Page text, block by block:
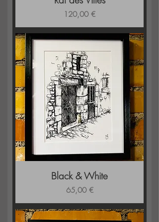
Prix
120,00 €
Black & White
Prix
65,00 €